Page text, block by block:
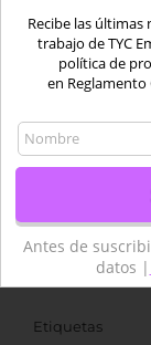
Antes de
protección de
Tweets por
Etiquetas
Recibe las últimas
trabajo de TYC
política de
en Reglamento
Antes de
datos |